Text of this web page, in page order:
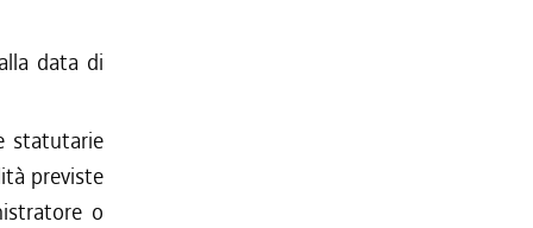
data di
statutarie
previste
o